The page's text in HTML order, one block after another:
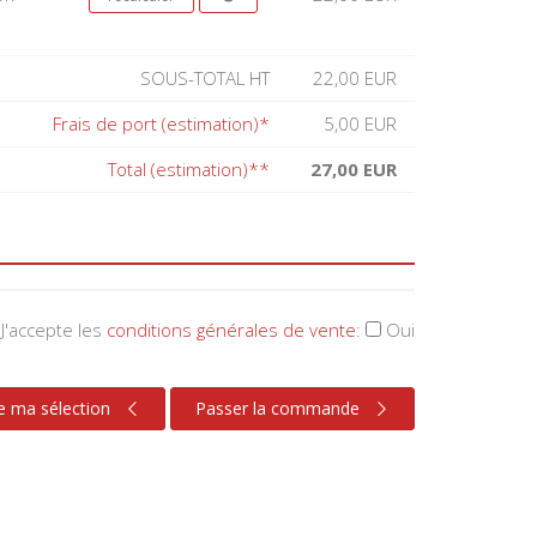
SOUS-TOTAL HT
22,00 EUR
Frais de port (estimation)*
5,00 EUR
Total (estimation)**
27,00 EUR
J'accepte les conditions générales de vente: Oui
ma sélection Passer la commande